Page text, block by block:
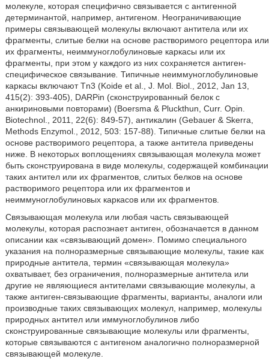
молекуле, которая специфично связывается с антигенной
детерминантой, например, антигеном.
Неограничивающие
примеры связывающей молекулы включают антитела или их
фрагменты, слитые белки на основе растворимого рецептора или
их фрагменты, неиммуноглобулиновые каркасы или их
фрагменты, при этом у каждого из них сохраняется антиген-
специфическое связывание. Типичные неиммуноглобулиновые
каркасы включают Tn3 (Koide et al., J. Mol. Biol., 2012, Jan 13,
415(2): 393-405), DARPin (сконструированный белок с
анкириновыми повторами) (Boersma & Pluckthun, Curr. Opin.
Biotechnol., 2011, 22(6): 849-57), антикалин (Gebauer & Skerra,
Methods Enzymol., 2012, 503: 157-88). Типичные слитые белки на
основе растворимого рецептора, а также антитела приведены
ниже. В некоторых воплощениях связывающая молекула может
быть сконструирована в виде молекулы, содержащей комбинации
таких антител или их фрагментов, слитых белков на основе
растворимого рецептора или их фрагментов и
неиммуноглобулиновых каркасов или их фрагментов.
Связывающая молекула или любая часть связывающей
молекулы, которая распознает антиген, обозначается в данном
описании как «связывающий домен». Помимо специального
указания на полноразмерные связывающие молекулы, такие как
природные антитела, термин «связывающая молекула»
охватывает, без ограничения, полноразмерные антитела или
другие не являющиеся антителами связывающие молекулы, а
также антиген-связывающие фрагменты, варианты, аналоги или
производные таких связывающих молекул, например, молекулы
природных антител или иммуноглобулинов либо
сконструированные связывающие молекулы или фрагменты,
которые связываются с антигеном аналогично полноразмерной
связывающей молекуле.